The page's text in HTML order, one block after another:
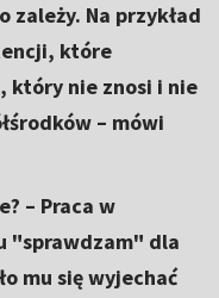
zależy. Na przykład
które
który nie znosi i nie
– mówi
– Praca w
"sprawdzam" dla
mu się wyjechać